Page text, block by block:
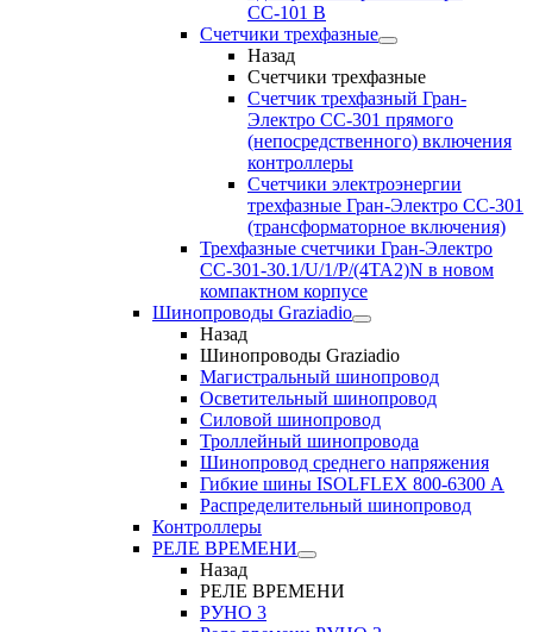
СС-101 B
Счетчики трехфазные
Назад
Счетчики трехфазные
Счетчик трехфазный Гран-
Электро CC-301 прямого
(непосредственного) включения
контроллеры
Счетчики электроэнергии
трехфазные Гран-Электро CC-301
(трансформаторное включения)
Трехфазные счетчики Гран-Электро
СС-301-30.1/U/1/P/(4TA2)N в новом
компактном корпусе
Шинопроводы Graziadio
Назад
Шинопроводы Graziadio
Магистральный шинопровод
Осветительный шинопровод
Силовой шинопровод
Троллейный шинопровода
Шинопровод среднего напряжения
Гибкие шины ISOLFLEX 800-6300 А
Распределительный шинопровод
Контроллеры
РЕЛЕ ВРЕМЕНИ
Назад
РЕЛЕ ВРЕМЕНИ
РУНО 3